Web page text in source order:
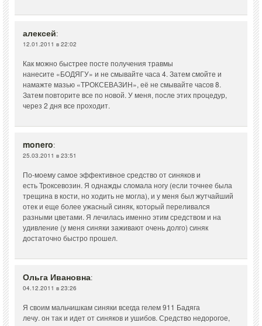
алексей:
12.01.2011 в 22:02
Как можно быстрее посте получения травмы
нанесите «БОДЯГУ» и не смывайте часа 4. Затем смойте и
намажте мазью «ТРОКСЕВАЗИН», её не смывайте часов 8.
Затем повторите все по новой. У меня, после этих процедур,
через 2 дня все проходит.
monero:
25.03.2011 в 23:51
По-моему самое эффективное средство от синяков и
есть Троксевозин. Я однажды сломала ногу (если точнее была
трещина в кости, но ходить не могла), и у меня был жутчайший
отек и еще более ужасный синяк, который переливался
разными цветами. Я лечилась именно этим средством и на
удивление (у меня синяки заживают очень долго) синяк
достаточно быстро прошел.
Ольга Ивановна:
04.12.2011 в 23:26
Я своим мальчишкам синяки всегда гелем 911 Бадяга
лечу. он так и идет от синяков и ушибов. Средство недорогое,